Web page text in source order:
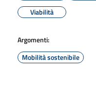
Viabilità
Argomenti:
Mobilità sostenibile